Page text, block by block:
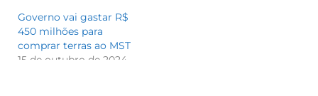
Governo vai gastar R$
450 milhões para
comprar terras ao MST
15 de outubro de 2024